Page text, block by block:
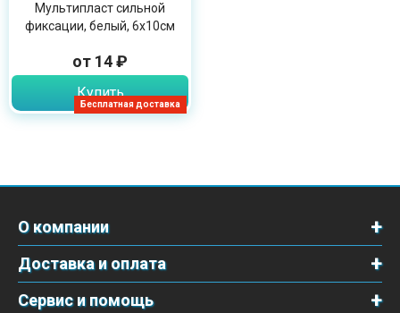
Бесплатная доставка
Мультипласт сильной
фиксации, белый, 6х10см
от 14 ₽
Купить
О компании
Доставка и оплата
Сервис и помощь